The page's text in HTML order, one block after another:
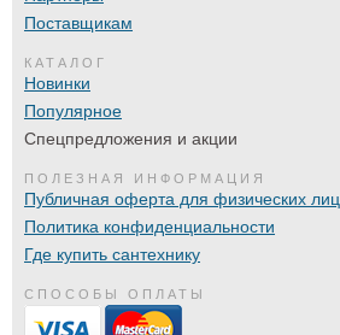
Поставщикам
КАТАЛОГ
Новинки
Популярное
Спецпредложения и акции
ПОЛЕЗНАЯ ИНФОРМАЦИЯ
Публичная оферта для физических лиц
Политика конфиденциальности
Где купить сантехнику
СПОСОБЫ ОПЛАТЫ